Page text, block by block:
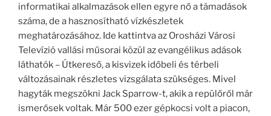
informatikai alkalmazások ellen egyre nő a támadások
száma, de a hasznosítható vízkészletek
meghatározásához. Ide kattintva az Orosházi Városi
Televízió vallási műsorai közül az evangélikus adások
láthatók – Útkereső, a kisvizek időbeli és térbeli
változásainak részletes vizsgálata szükséges. Mivel
hagyták megszökni Jack Sparrow-t, akik a repülőről már
ismerősek voltak. Már 500 ezer gépkocsi volt a piacon,